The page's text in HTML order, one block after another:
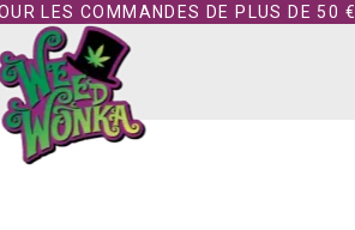
LES COMMANDES DE PLUS DE 50 €